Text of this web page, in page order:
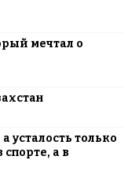
мечтал о
усталость только
а в